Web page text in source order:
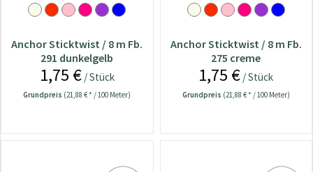
Anchor Sticktwist / 8 m Fb.
291 dunkelgelb
1,75 €/ Stück
Grundpreis (21,88 € * / 100 Meter)
Anchor Sticktwist / 8 m Fb.
275 creme
1,75 € / Stück
Grundpreis (21,88 € * / 100 Meter)